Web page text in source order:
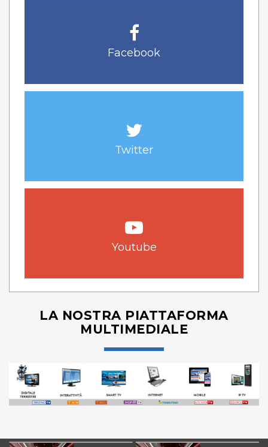
Facebook
Twitter
Youtube
LA NOSTRA PIATTAFORMA
MULTIMEDIALE